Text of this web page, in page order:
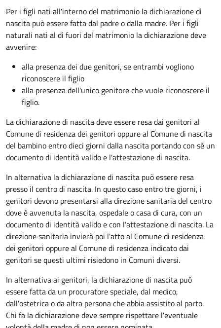
Per i figli nati all'interno del matrimonio la dichiarazione di
nascita può essere fatta dal padre o dalla madre. Per i figli
naturali nati al di fuori del matrimonio la dichiarazione deve
avvenire:
alla presenza dei due genitori, se entrambi vogliono
riconoscere il figlio
alla presenza dell'unico genitore che vuole riconoscere il
figlio.
La dichiarazione di nascita deve essere resa dai genitori al
Comune di residenza dei genitori oppure al Comune di nascita
del bambino entro dieci giorni dalla nascita portando con sé un
documento di identità valido e l'attestazione di nascita.
In alternativa la dichiarazione di nascita può essere resa
presso il centro di nascita. In questo caso entro tre giorni, i
genitori devono presentarsi alla direzione sanitaria del centro
dove è avvenuta la nascita, ospedale o casa di cura, con un
documento di identità valido e con l'attestazione di nascita. La
direzione sanitaria invierà poi l'atto al Comune di residenza
dei genitori oppure al Comune di residenza indicato dai
genitori se questi ultimi risiedono in Comuni diversi.
In alternativa ai genitori, la dichiarazione di nascita può
essere fatta da un procuratore speciale, dal medico,
dall'ostetrica o da altra persona che abbia assistito al parto.
Chi fa la dichiarazione deve sempre rispettare l'eventuale